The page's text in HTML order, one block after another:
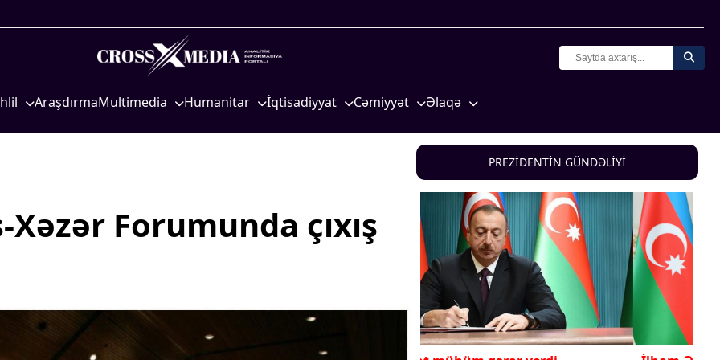
AraşdırmaMultimedia Humanitar
Mədəniyyətimizin Zəfəri
İqtisadiyyat
Kənd təsərrüfatı
Cəmiyyət
Məhkəmə və hüquq
Zəfər - 5
Gənclər və İdman
Əlaqə
Forumunda çıxış
PREZİDENTİN GÜNDƏLİYİ